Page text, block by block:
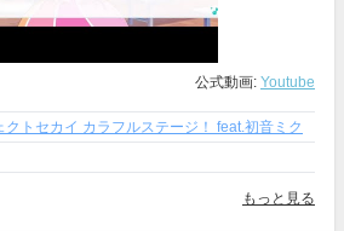
公式動画: Youtube
クトセカイ カラフルステージ！ feat.初音ミク
もっと見る